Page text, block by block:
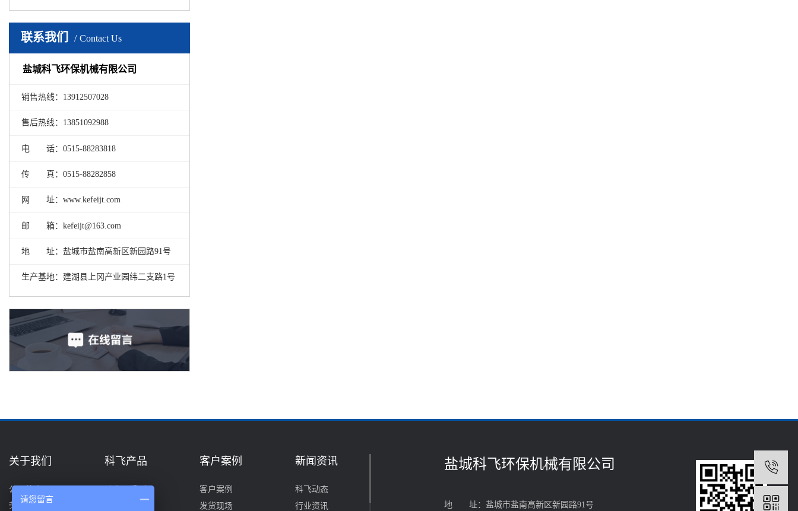
联系我们 Contact Us
盐城科飞环保机械有限公司
销售热线：13912507028
售后热线：13851092988
电 话：0515-88283818
传 真：0515-88282858
网 址：www.kefeijt.com
邮 箱：kefeijt@163.com
地 址：盐城市盐南高新区新园路91号
生产基地：建湖县上冈产业园纬二支路1号
关于我们
公司简介
荣誉资质
科飞产品 客户案例
客户案例
发货现场
新闻资讯
科飞动态
行业资讯
盐城科飞环保机械有限公司
地 址：盐城市盐南高新区新园路91号
请您留言